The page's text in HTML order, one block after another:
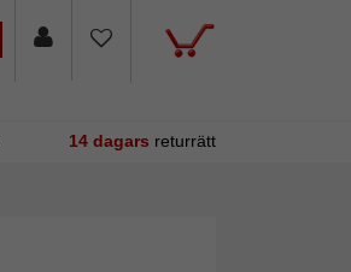
14 dagars returrätt